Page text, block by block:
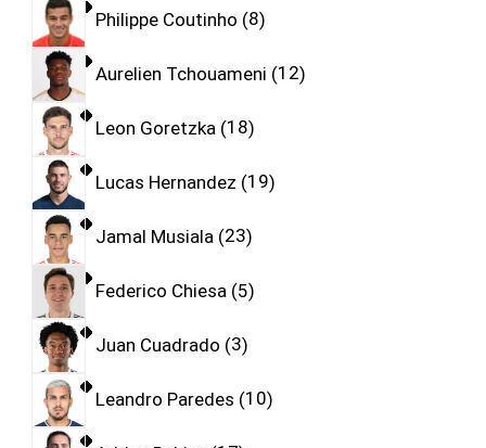
Philippe Coutinho 8
Aurelien Tchouameni 12
Leon Goretzka 18
Lucas Hernandez 19
Jamal Musiala 23
Federico Chiesa 5
Juan Cuadrado 3
Leandro Paredes 10